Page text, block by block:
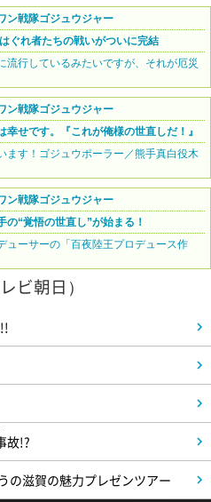
ン戦隊ゴジュウジャー
ぐれ者たちの戦いがついに完結
流行しているみたいですが、それが厄災
ン戦隊ゴジュウジャー
せです。『これが俺様の世直しだ！』
ます！ゴジュウポーラー／熊手真白役木
ン戦隊ゴジュウジャー
“覚悟の世直し”が始まる！
ーサーの「百夜陸王プロデュース作
ビ朝日）
故!?
の滋賀の魅力プレゼンツアー